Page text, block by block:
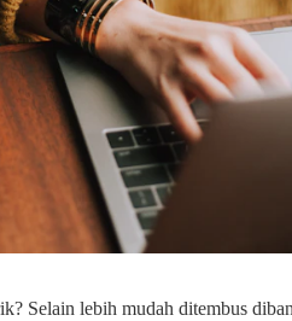
Selain lebih mudah ditembus